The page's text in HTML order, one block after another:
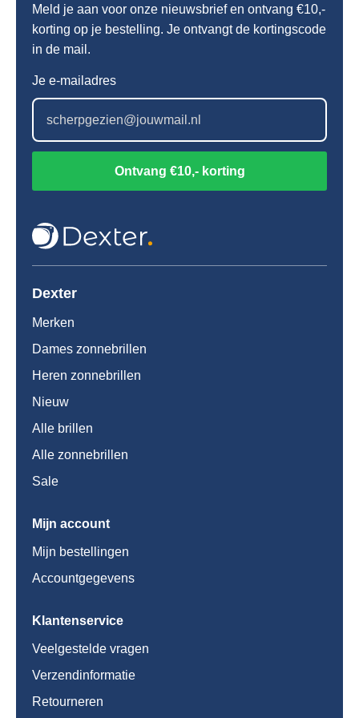
Meld je aan voor onze nieuwsbrief en ontvang €10,-
korting op je bestelling. Je ontvangt de kortingscode
in de mail.
Je e-mailadres
Ontvang €10,- korting
Dexter
Merken
Dames zonnebrillen
Heren zonnebrillen
Nieuw
Alle brillen
Alle zonnebrillen
Sale
Mijn account
Mijn bestellingen
Accountgegevens
Klantenservice
Veelgestelde vragen
Verzendinformatie
Retourneren